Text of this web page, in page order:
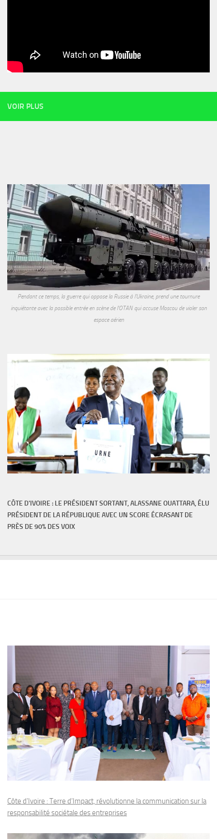
VOIR PLUS
Pendant ce temps, la guerre qui oppose la Russie à l'Ukraine, prend une tournure
inquiétante avec la possible entrée en scène de l'OTAN qui accuse Moscou de violer son
espace aérien
CÔTE D'IVOIRE : LE PRÉSIDENT SORTANT, ALASSANE OUATTARA, ÉLU
PRÉSIDENT DE LA RÉPUBLIQUE AVEC UN SCORE ÉCRASANT DE
PRÈS DE 90% DES VOIX
Côte d’Ivoire : Terre d’Impact, révolutionne la communication sur la
responsabilité sociétale des entreprises